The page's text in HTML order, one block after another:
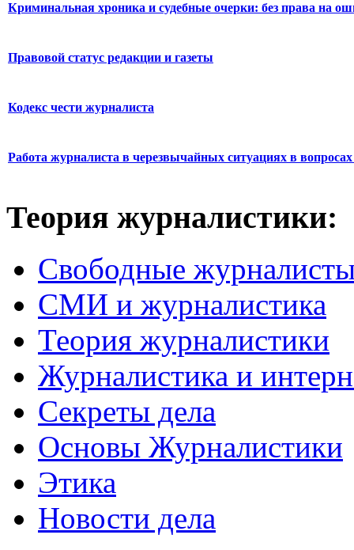
Криминальная хроника и судебные очерки: без права на
Правовой статус редакции и газеты
Кодекс чести журналиста
Работа журналиста в черезвычайных ситуациях в вопросах
Теория журналистики:
Свободные
СМИ и журналистика
Теория журналистики
Журналистика и
Секреты дела
Основы Журналистики
Этика
Новости дела